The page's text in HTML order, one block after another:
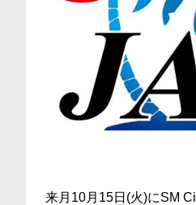
来月10月15日(火)にSM